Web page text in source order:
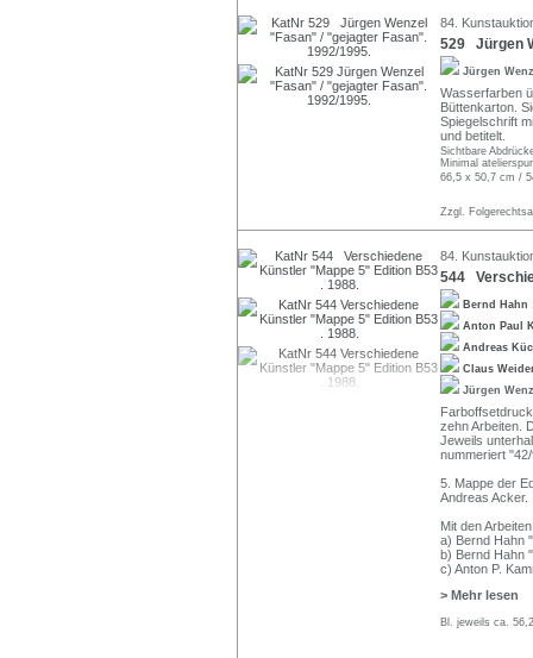
84.
529 Jürgen
Jürgen
Wasserfarben
Büttenkarton.
Spiegelschrift
und betitelt.
Sichtbare
Minimal
66,5 x 50,7 cm /
Zzgl.
84.
544
Bernd Hahn
Anton Paul
Andreas
Claus
Jürgen
zehn Arbeiten.
Jeweils
nummeriert
5. Mappe der
Andreas Acker.
Mit den
a) Bernd Hahn
b) Bernd Hahn
c) Anton P.
> Mehr lesen
Bl. jeweils ca.